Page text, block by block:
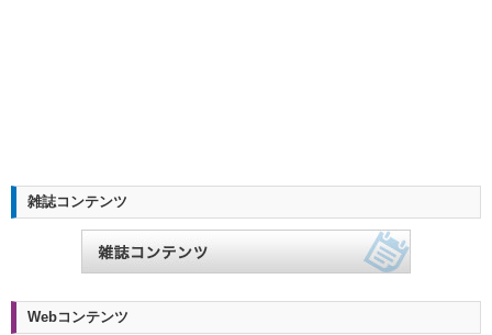
雑誌コンテンツ
Webコンテンツ